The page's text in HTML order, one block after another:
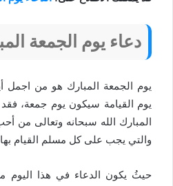
دعاء يوم الجمعة
يوم الجمعة المبارك هو من اجمل
يوم القيامة سيكون يوم جمعة،
المبارك الله سبحانه وتعالى من
والتي يجب على كل مسلم القيام
حيثُ يكون الدعاء في هذا اليوم